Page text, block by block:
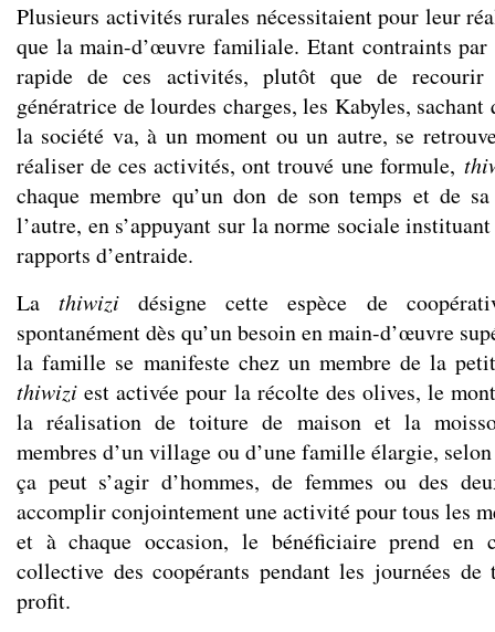
Plusieurs activités rurales nécessitaient pour leur
que la main-d’œuvre familiale. Etant contraints par
rapide de ces activités, plutôt que de recourir
génératrice de lourdes charges, les Kabyles, sachant
la société va, à un moment ou un autre, se
réaliser de ces activités, ont trouvé une formule,
chaque membre qu’un don de son temps et de
l’autre, en s’appuyant sur la norme sociale
rapports d’entraide.
La thiwizi désigne cette espèce de
spontanément dès qu’un besoin en main-d’œuvre
la famille se manifeste chez un membre de la
thiwizi est activée pour la récolte des olives, le
la réalisation de toiture de maison et la
membres d’un village ou d’une famille élargie,
ça peut s’agir d’hommes, de femmes ou des
accomplir conjointement une activité pour tous les
et à chaque occasion, le bénéficiaire prend en
collective des coopérants pendant les journées
profit.